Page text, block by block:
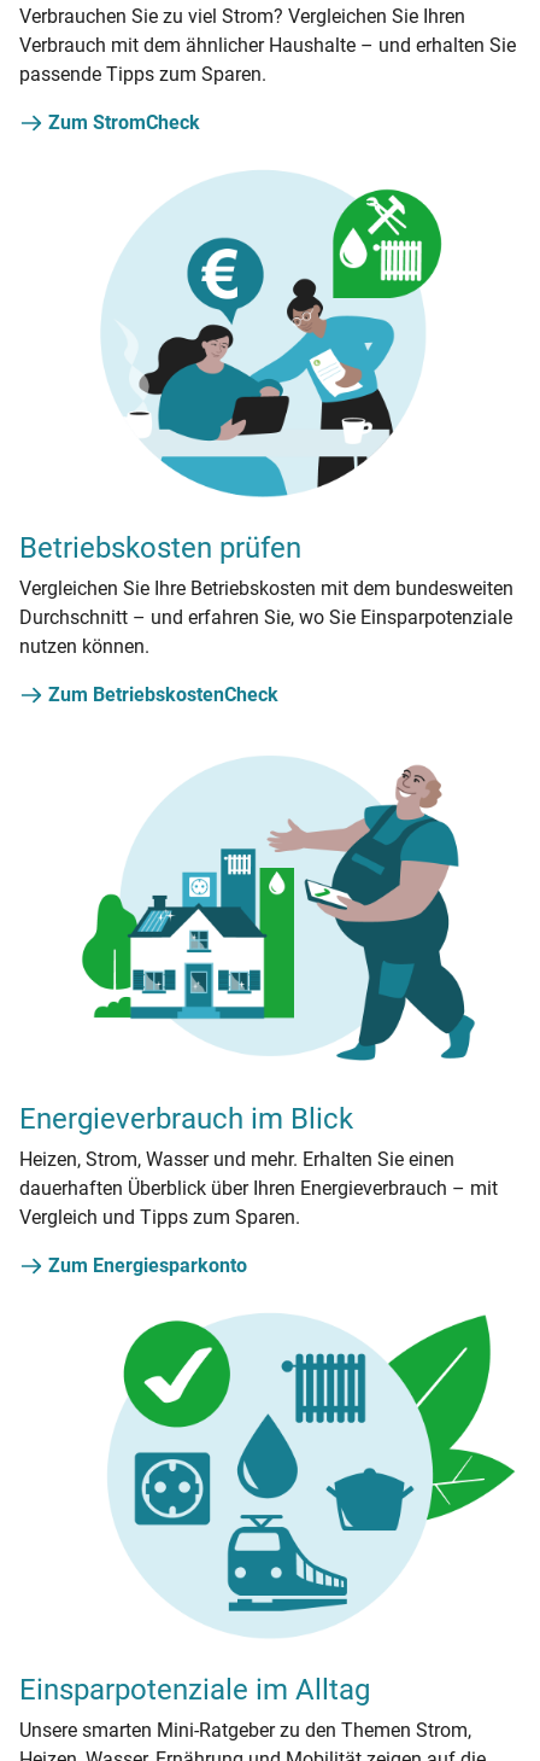
Verbrauchen Sie zu viel Strom? Vergleichen Sie Ihren
Verbrauch mit dem ähnlicher Haushalte – und erhalten Sie
passende Tipps zum Sparen.
Zum StromCheck
Betriebskosten prüfen
Vergleichen Sie Ihre Betriebskosten mit dem bundesweiten
Durchschnitt – und erfahren Sie, wo Sie Einsparpotenziale
nutzen können.
Zum BetriebskostenCheck
Energieverbrauch im Blick
Heizen, Strom, Wasser und mehr. Erhalten Sie einen
dauerhaften Überblick über Ihren Energieverbrauch – mit
Vergleich und Tipps zum Sparen.
Zum Energiesparkonto
Einsparpotenziale im Alltag
Unsere smarten Mini-Ratgeber zu den Themen Strom,